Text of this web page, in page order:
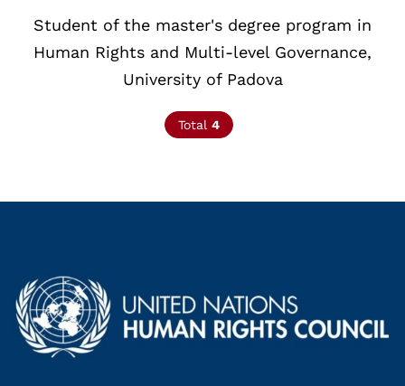
Student of the master's degree program in
Human Rights and Multi-level Governance,
University of Padova
Total 4